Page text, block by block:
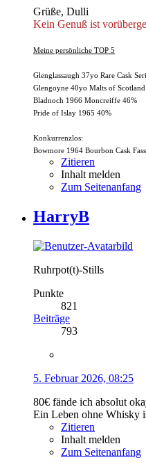
Grüße, Dulli
Kein Genuß ist
Meine persönliche TOP 5
Glenglassaugh 37yo Rare Cask
Glengoyne 40yo Malts of
Bladnoch 1966 Moncreiffe 46%
Pride of Islay 1965 40%
Konkurrenzlos:
Bowmore 1964 Bourbon Cask
Zitieren
Inhalt melden
Zum Seitenanfang
HarryB
Ruhrpot(t)-Stills
Punkte
821
Beiträge
793
5. Februar 2026, 08:25
80€ fände ich absolut
Ein Leben ohne Whisky
Zitieren
Inhalt melden
Zum Seitenanfang